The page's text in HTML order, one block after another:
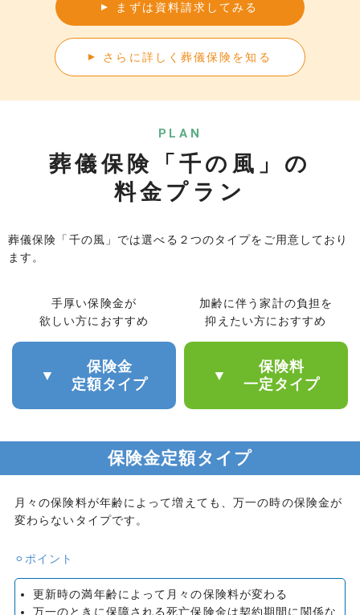
まずは資料請求してみる
さらに詳しく葬儀保険を知る
PLAN
葬儀保険「千の風」の
料金プラン
葬儀保険「千の風」では選べる２つのタイプをご用意しており
ます。
手厚い保険金が
欲しい方におすすめ
▼
保険金
定額タイプ
加齢に伴う家計の負担を
抑えたい方におすすめ
▼
保険料
一定タイプ
保険金定額タイプ
月々の保険料が年齢によって増えても、万一の時の保険金が
変わらないタイプです。
⚪︎ポイント
更新時の満年齢によって月々の保険料が変わる
万一のときに保障される死亡保険金は契約期間に関係な